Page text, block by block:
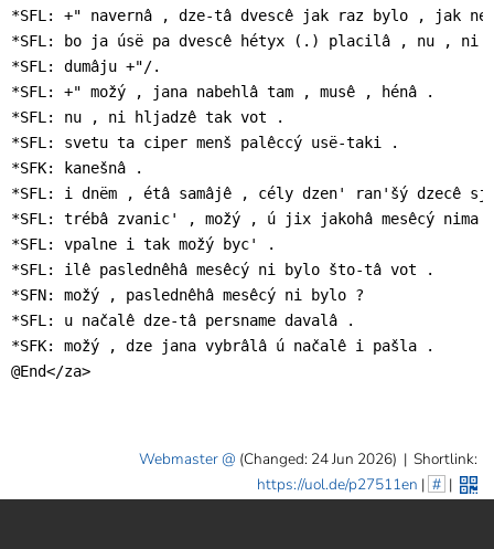
*SFL: +" navernâ , dze-tâ dvescê jak raz bylo , jak
*SFL: bo ja úsë pa dvescê hétyx (.) placilâ , nu , ni
*SFL: dumâju +"/.
*SFL: +" možý , jana nabehlâ tam , musê , hénâ .
*SFL: nu , ni hljadzê tak vot .
*SFL: svetu ta ciper menš palêccý usë-taki .
*SFK: kanešnâ .
*SFL: i dnëm , étâ samâjê , cély dzen' ran'šý
*SFL: trébâ zvanic' , možý , ú jix jakohâ mesêcý nima
*SFL: vpalne i tak možý byc' .
*SFL: ilê paslednêhâ mesêcý ni bylo što-tâ vot .
*SFN: možý , paslednêhâ mesêcý ni bylo ?
*SFL: u načalê dze-tâ persname davalâ .
*SFK: možý , dze jana vybrâlâ ú načalê i pašla .
@End</za>
Webmaster (Changed: 24 Jun 2026) | Shortlink:
https://uol.de/p27511en | # |